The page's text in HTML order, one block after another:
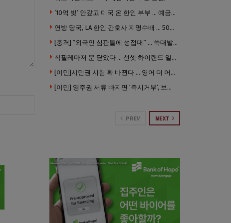
’10억 빚’ 안갚고 미국 온 한인 부부 … 예금보험공사, 미국서 소송
연방 당국, LA 한인 간호사 지명수배 … 500만 달러 메디캐어 사기, 선고 직전 한국 도주
[충격] “외국인 심판들에 성접대” … 쑥대밭된 축협 어디까지 추락하나
칙필레마저 문 닫았다 … 선셋·하이랜드 일대 ‘황량한 거리’로
[이민]시민권 시험 확 바뀐다 … 영어 더 어렵게, 민간시험 도입 추진
[이민] 영주권 서류 빠지면 ‘즉시거부’, 보완기회 없다 … 이민심사 8월부터 확 바뀐다
PREV NEXT